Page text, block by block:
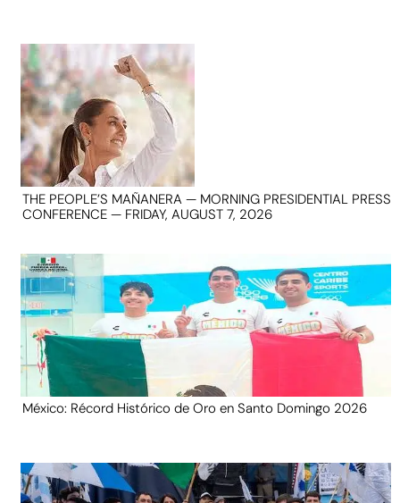
THE PEOPLE’S MAÑANERA — MORNING PRESIDENTIAL PRESS
CONFERENCE — FRIDAY, AUGUST 7, 2026
México: Récord Histórico de Oro en Santo Domingo 2026